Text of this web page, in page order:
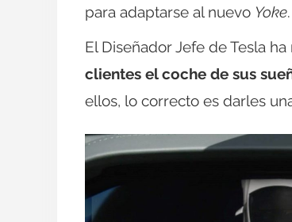
para adaptarse al nuevo Yoke.
El Diseñador Jefe de Tesla
clientes el coche de sus
ellos, lo correcto es darles